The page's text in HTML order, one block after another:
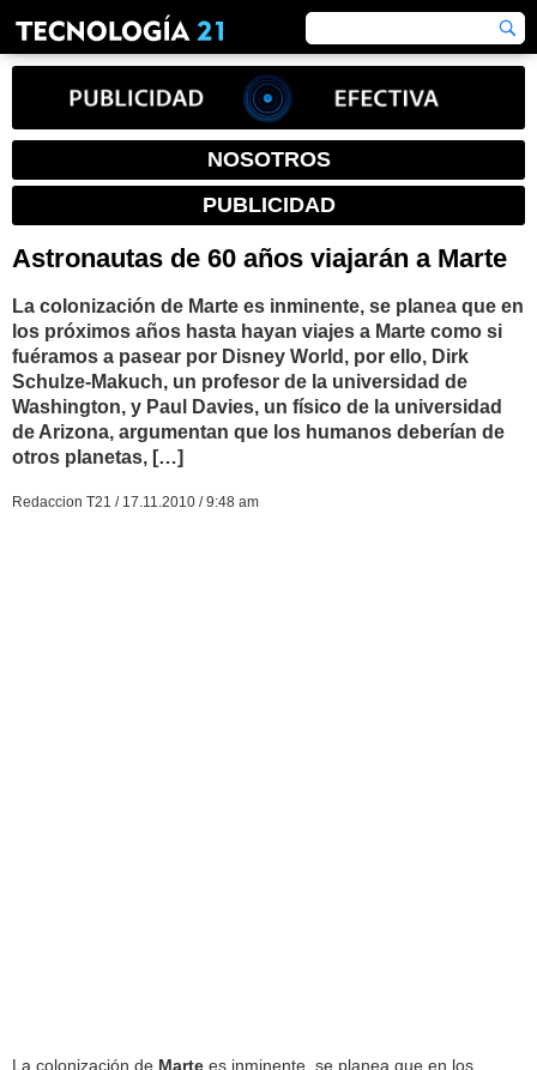
NOSOTROS
PUBLICIDAD
Astronautas de 60 años viajarán a Marte
La colonización de Marte es inminente, se planea que en
los próximos años hasta hayan viajes a Marte como si
fuéramos a pasear por Disney World, por ello, Dirk
Schulze-Makuch, un profesor de la universidad de
Washington, y Paul Davies, un físico de la universidad
de Arizona, argumentan que los humanos deberían de
otros planetas, […]
Redaccion T21 / 17.11.2010 / 9:48 am
La colonización de Marte es inminente, se planea que en los